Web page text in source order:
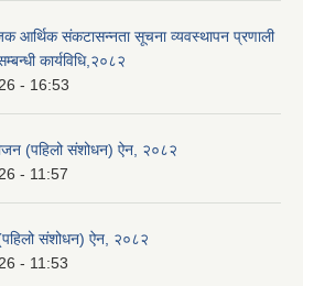
आर्थिक संकटासन्नता सूचना व्यवस्थापन प्रणाली
कार्यविधि,२०८२
- 16:53
(पहिलो संशोधन) ऐन, २०८२
- 11:57
(पहिलो संशोधन) ऐन, २०८२
- 11:53